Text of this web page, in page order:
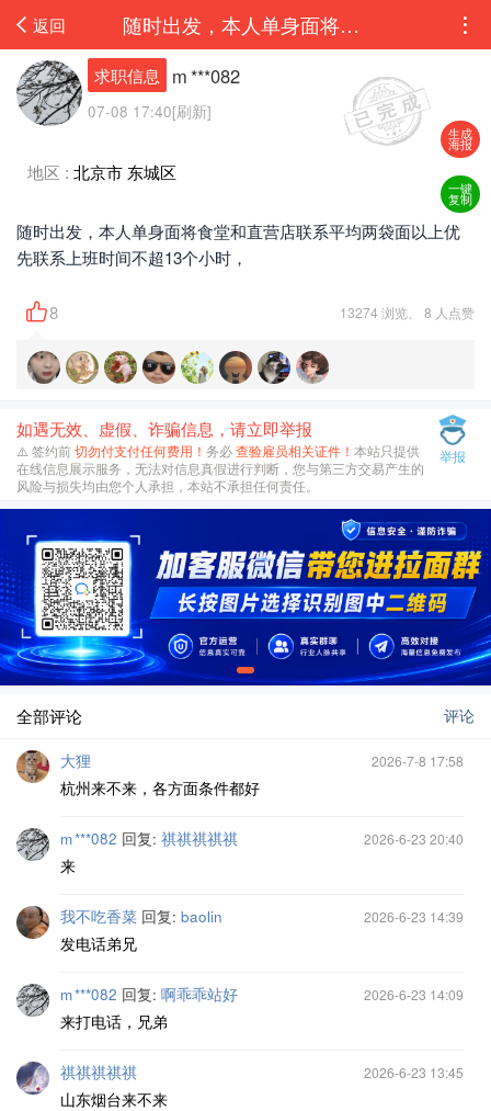
生成
海报
一键
复制
返回 随时出发，本人单身面将食堂和直营店联系平均两袋面以上优先联系上班时间不超13个小时...
求职信息 m ***082
07-08 17:40[刷新]
地区 : 北京市 东城区
随时出发，本人单身面将食堂和直营店联系平均两袋面以上优
先联系上班时间不超13个小时，
8 13274 浏览、 8 人点赞
如遇无效、虚假、诈骗信息，请立即举报
⚠️ 签约前切勿付支付任何费用！ 务必查验雇员相关证件！ 本站只提供
在线信息展示服务，无法对信息真假进行判断，您与第三方交易产生的
风险与损失均由您个人承担，本站不承担任何责任。
举报
全部评论 评论
大狸 2026-7-8 17:58
杭州来不来，各方面条件都好
m ***082 回复: 祺祺祺祺祺 2026-6-23 20:40
来
我不吃香菜 回复: baolin 2026-6-23 14:39
发电话弟兄
m ***082 回复: 啊乖乖站好 2026-6-23 14:09
来打电话，兄弟
祺祺祺祺祺 2026-6-23 13:45
山东烟台来不来